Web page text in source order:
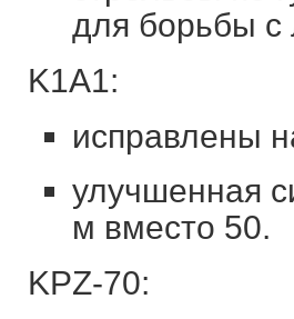
для борьбы с
K1A1:
исправлены
улучшенная
м вместо 50.
KPZ-70: